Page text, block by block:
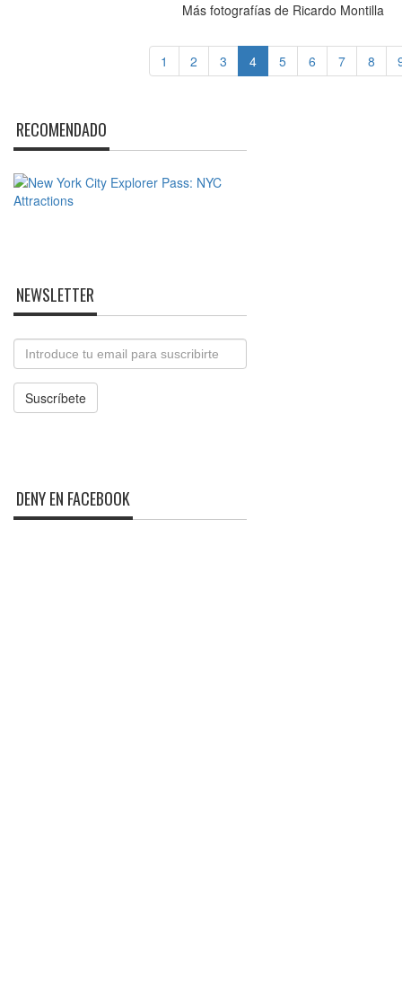
Más fotografías de Ricardo Montilla
1 2 3 4 5 6 7 8
RECOMENDADO
NEWSLETTER
Email
Suscríbete
DENY EN FACEBOOK